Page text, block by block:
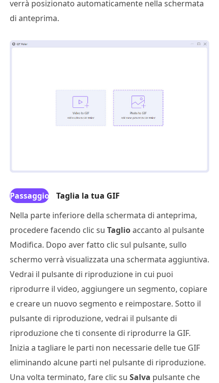
verrà posizionato automaticamente nella schermata
di anteprima.
Passaggio
Taglia la tua GIF
Nella parte inferiore della schermata di anteprima,
procedere facendo clic su Taglioaccanto al pulsante
Modifica. Dopo aver fatto clic sul pulsante, sullo
schermo verrà visualizzata una schermata aggiuntiva.
Vedrai il pulsante di riproduzione in cui puoi
riprodurre il video, aggiungere un segmento, copiare
e creare un nuovo segmento e reimpostare. Sotto il
pulsante di riproduzione, vedrai il pulsante di
riproduzione che ti consente di riprodurre la GIF.
Inizia a tagliare le parti non necessarie delle tue GIF
eliminando alcune parti nel pulsante di riproduzione.
Una volta terminato, fare clic su Salva pulsante che